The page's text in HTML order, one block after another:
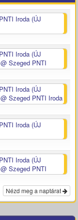
Iroda (ÚJ
Iroda (ÚJ
@ Szeged PNTI
Iroda (ÚJ
@ Szeged PNTI Iroda
Iroda (ÚJ
Iroda (ÚJ
@ Szeged PNTI
Nézd meg a naptárat